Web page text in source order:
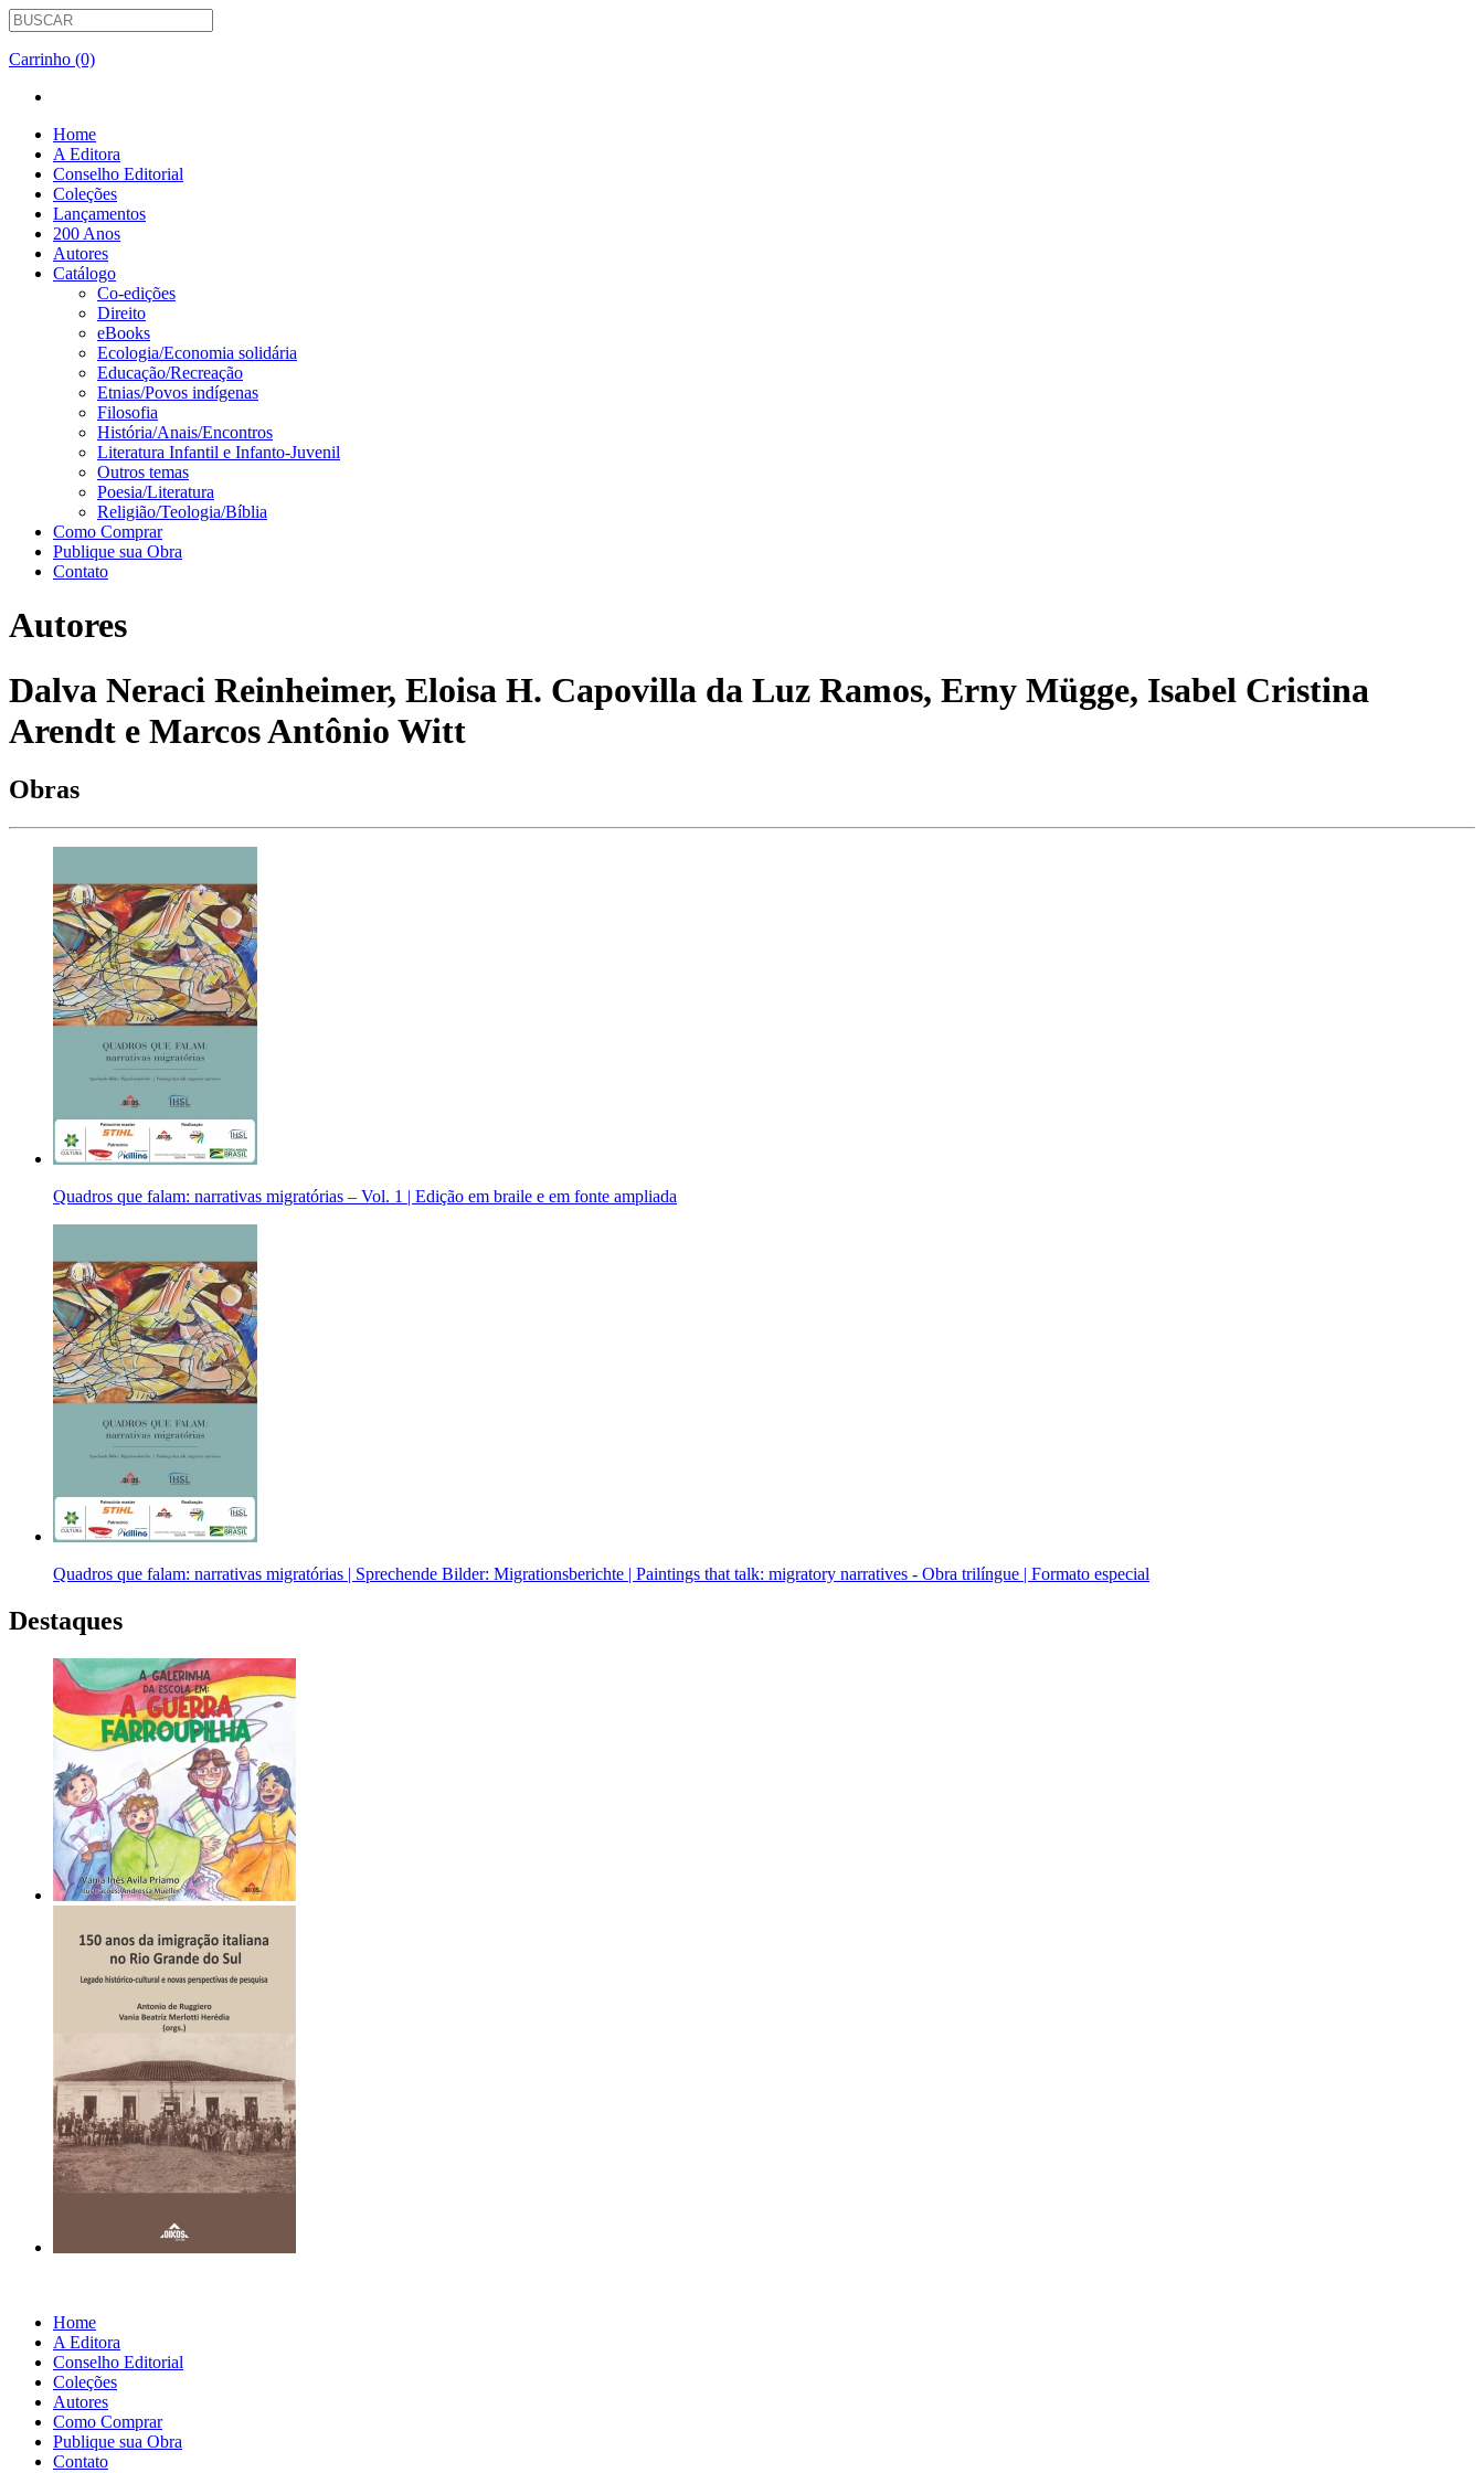
Carrinho (0)
Home
A Editora
Conselho Editorial
Coleções
Lançamentos
200 Anos
Autores
Catálogo
Co-edições
Direito
eBooks
Ecologia/Economia solidária
Educação/Recreação
Etnias/Povos indígenas
Filosofia
História/Anais/Encontros
Literatura Infantil e Infanto-Juvenil
Outros temas
Poesia/Literatura
Religião/Teologia/Bíblia
Como Comprar
Publique sua Obra
Contato
Autores
Dalva Neraci Reinheimer, Eloisa H. Capovilla da Luz Ramos, Erny Mügge, Isabel Cristina
Arendt e Marcos Antônio Witt
Obras
Quadros que falam: narrativas migratórias ­– Vol. 1 | Edição em braile e em fonte ampliada
Quadros que falam: narrativas migratórias | Sprechende Bilder: Migrationsberichte | Paintings that talk: migratory narratives - Obra trilíngue | Formato especial
Destaques
Home
A Editora
Conselho Editorial
Coleções
Autores
Como Comprar
Publique sua Obra
Contato